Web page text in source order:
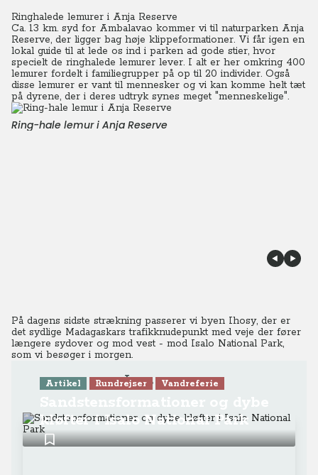
Ringhalede lemurer i Anja Reserve
Ca. 13 km. syd for Ambalavao kommer vi til naturparken Anja
Reserve, der ligger bag høje klippeformationer. Vi får igen en
lokal guide til at lede os ind i parken ad gode stier, hvor
specielt de ringhalede lemurer lever. I alt er her omkring 400
lemurer fordelt i familiegrupper på op til 20 individer. Også
disse lemurer er vant til mennesker og vi kan komme helt tæt
på dyrene, der i deres udtryk synes meget "menneskelige".
Ring-hale lemur i Anja Reserve
På dagens sidste strækning passerer vi byen Ihosy, der er
det sydlige Madagaskars trafikknudepunkt med veje der fører
længere sydover og mod vest - mod Isalo National Park,
som vi besøger i morgen.
Læs mere
Artikel Rundrejser Vandreferie
kløfter i Isalo National Park